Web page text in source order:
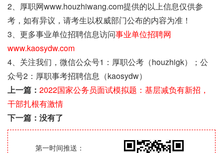
2、厚职网www.houzhiwang.com提供的以上信息仅供参
考，如有异议，请考生以权威部门公布的内容为准！
3、更多事业单位招聘信息访问事业单位招聘网
www.kaosydw.com
4、关注我们，微信公众号1：厚职公考（houzhigk）；公
众号2：厚职事考招聘信息（kaosydw）
上一篇： 2022国家公务员面试模拟题：基层减负有新招，
干部扎根有激情
下一篇：没有了
第一时间推送：